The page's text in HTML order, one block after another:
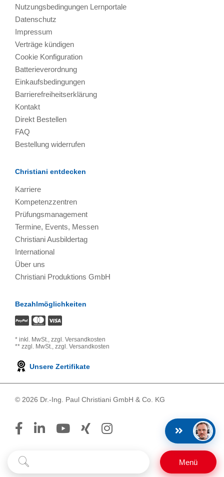
Menü
Nutzungsbedingungen Lernportale
Datenschutz
Impressum
Verträge kündigen
Cookie Konfiguration
Batterieverordnung
Einkaufsbedingungen
Barrierefreiheitserklärung
Kontakt
Direkt Bestellen
FAQ
Bestellung widerrufen
Christiani entdecken
Karriere
Kompetenzzentren
Prüfungsmanagement
Termine, Events, Messen
Christiani Ausbildertag
International
Über uns
Christiani Produktions GmbH
Bezahlmöglichkeiten
* inkl. MwSt., zzgl. Versandkosten
** zzgl. MwSt., zzgl. Versandkosten
Unsere Zertifikate
© 2026 Dr.-Ing. Paul Christiani GmbH & Co. KG